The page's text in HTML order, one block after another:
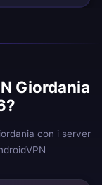
Giordania
con i server